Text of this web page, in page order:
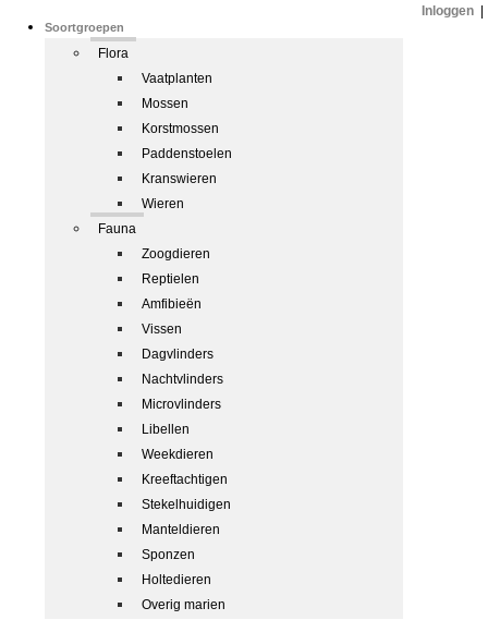
Soortgroepen
Flora
Vaatplanten
Mossen
Korstmossen
Paddenstoelen
Kranswieren
Wieren
Fauna
Zoogdieren
Reptielen
Amfibieën
Vissen
Dagvlinders
Nachtvlinders
Microvlinders
Libellen
Weekdieren
Kreeftachtigen
Stekelhuidigen
Manteldieren
Sponzen
Holtedieren
Overig marien
Inloggen